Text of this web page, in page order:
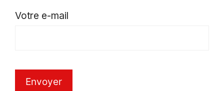
Votre e-mail